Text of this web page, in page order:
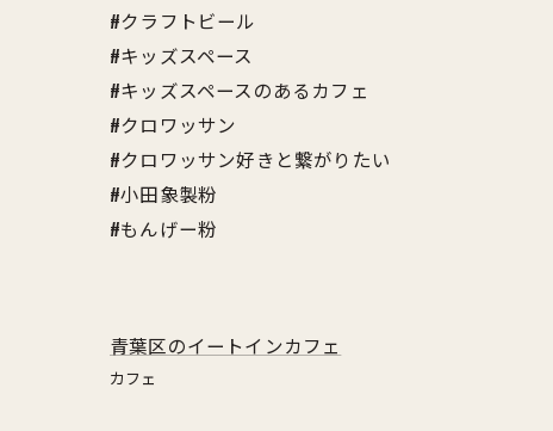
#クラフトビール
#キッズスペース
#キッズスペースのあるカフェ
#クロワッサン
#クロワッサン好きと繋がりたい
#小田象製粉
#もんげー粉
青葉区のイートインカフェ
カフェ